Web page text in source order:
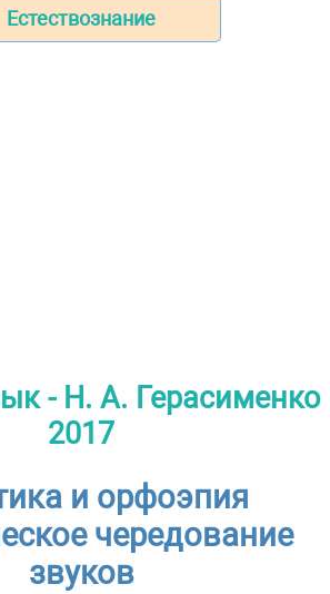
Естествознание
- Н. А. Герасименко
2017
и орфоэпия
чередование
звуков